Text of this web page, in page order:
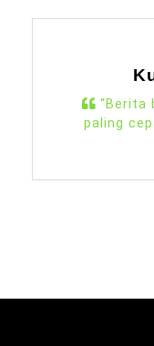
“Berita
paling